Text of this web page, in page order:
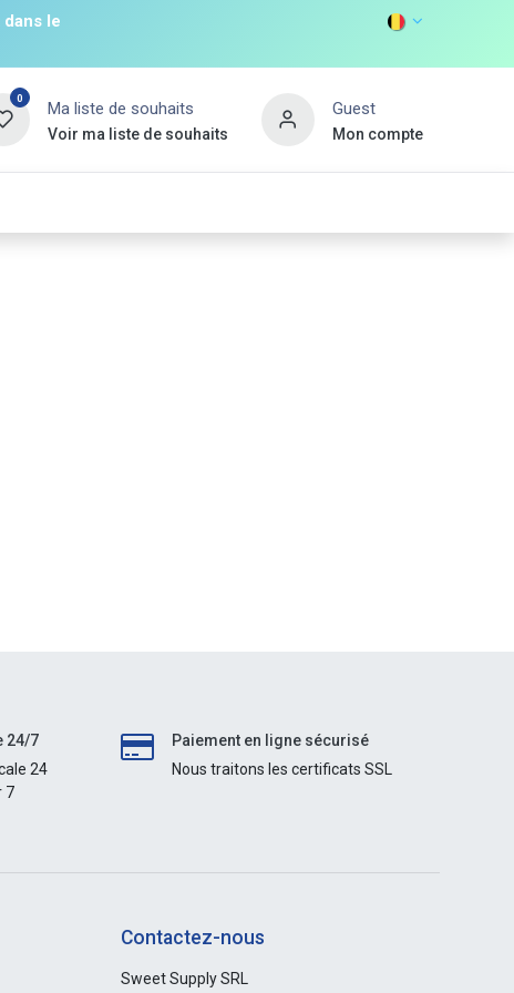
le
0 Ma liste de souhaits
Voir ma liste de souhaits
Guest
Mon compte
DISCOVER
24/7
24
7
Paiement en ligne sécurisé
Nous traitons les certificats SSL
Contactez-nous
Sweet Supply SRL